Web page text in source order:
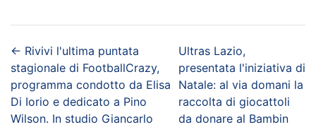
← Rivivi l'ultima puntata
stagionale di FootballCrazy,
programma condotto da Elisa
Di Iorio e dedicato a Pino
Wilson. In studio Giancarlo
Ultras Lazio,
presentata l'iniziativa di
Natale: al via domani la
raccolta di giocattoli
da donare al Bambin